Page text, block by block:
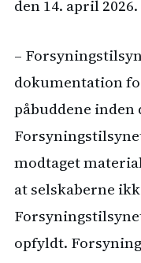
den 14. april 2026.
–
dokumentation
påbuddene inden
modtaget
at selskaberne
opfyldt.